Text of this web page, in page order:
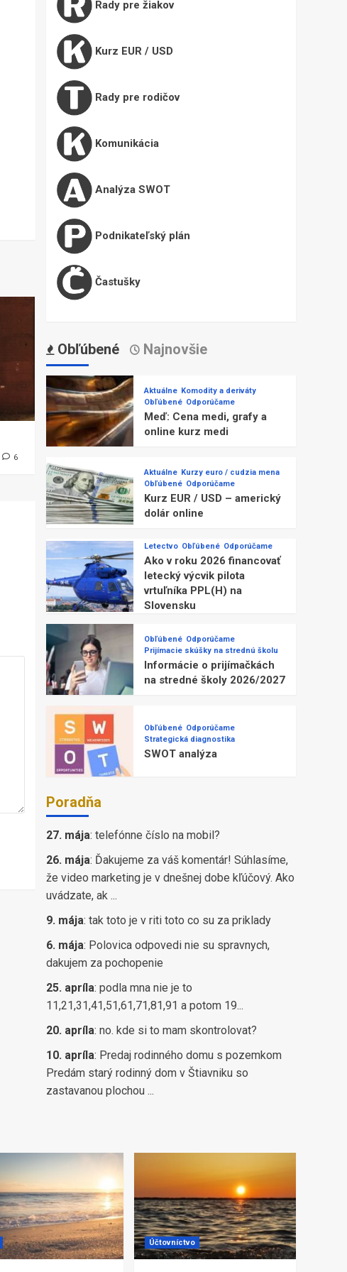
6
Rady pre žiakov
Kurz EUR / USD
Rady pre rodičov
Komunikácia
Analýza SWOT
Podnikateľský plán
Častušky
Obľúbené Najnovšie
Aktuálne Komodity a deriváty
Obľúbené Odporúčame
Meď: Cena medi, grafy a
online kurz medi
Aktuálne Kurzy euro / cudzia mena
Obľúbené Odporúčame
Kurz EUR / USD – americký
dolár online
Letectvo Obľúbené Odporúčame
Ako v roku 2026 financovať
letecký výcvik pilota
vrtuľníka PPL(H) na
Slovensku
Obľúbené Odporúčame
Prijímacie skúšky na strednú školu
Informácie o prijímačkách
na stredné školy 2026/2027
Obľúbené Odporúčame
Strategická diagnostika
SWOT analýza
Poradňa
27. mája: telefónne číslo na mobil?
26. mája: Ďakujeme za váš komentár! Súhlasíme,
že video marketing je v dnešnej dobe kľúčový. Ako
uvádzate, ak ...
9. mája: tak toto je v riti toto co su za priklady
6. mája: Polovica odpovedi nie su spravnych,
dakujem za pochopenie
25. apríla: podla mna nie je to
11,21,31,41,51,61,71,81,91 a potom 19...
20. apríla: no. kde si to mam skontrolovat?
10. apríla: Predaj rodinného domu s pozemkom
Predám starý rodinný dom v Štiavniku so
zastavanou plochou ...
Účtovníctvo